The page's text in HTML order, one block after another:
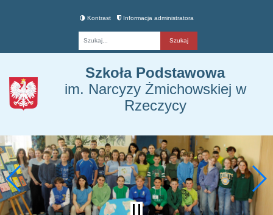
Kontrast Informacja administratora
Szkoła Podstawowa
im. Narcyzy Żmichowskiej w
Rzeczycy